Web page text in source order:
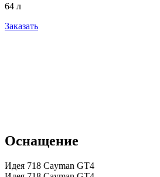
64 л
Заказать
Оснащение
Идея 718 Cayman GT4